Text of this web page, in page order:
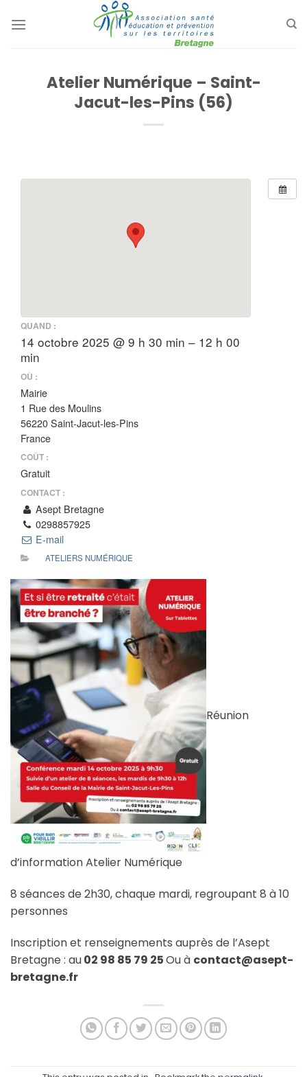
au
Atelier Numérique – Saint-
Jacut-les-Pins (56)
QUAND :
14 octobre 2025 @ 9 h 30 min – 12 h 00
min
OÙ :
Mairie
1 Rue des Moulins
56220 Saint-Jacut-les-Pins
France
COÛT :
Gratuit
CONTACT :
Asept Bretagne
0298857925
E-mail
ATELIERS NUMÉRIQUE
Réunion
d’information Atelier Numérique
8 séances de 2h30, chaque mardi, regroupant 8 à 10
personnes
Inscription et renseignements auprès de l’Asept
Bretagne : au02 98 85 79 25Ou à contact@asept-
bretagne.fr